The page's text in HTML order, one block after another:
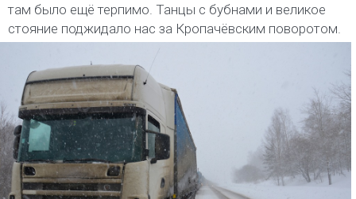
там было ещё терпимо. Танцы с бубнами и великое
стояние поджидало нас за Кропачёвским поворотом.